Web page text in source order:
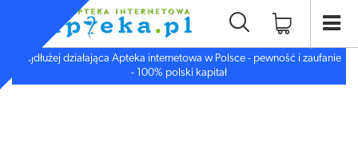
Najdłużej działająca Apteka internetowa w Polsce - pewność i zaufanie
- 100% polski kapitał